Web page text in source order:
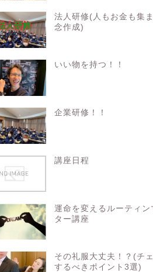
法人研修(人もお金も集
念作成)
いい物を持つ！！
企業研修！！
講座日程
運命を変えるルーティン
ター講座
その礼服大丈夫！？(チ
するべきポイント3選)